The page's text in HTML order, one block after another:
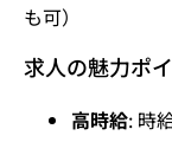
も可）
求人の魅力ポ
高時給: 時